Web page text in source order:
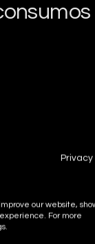
Privacy
our website,
For more